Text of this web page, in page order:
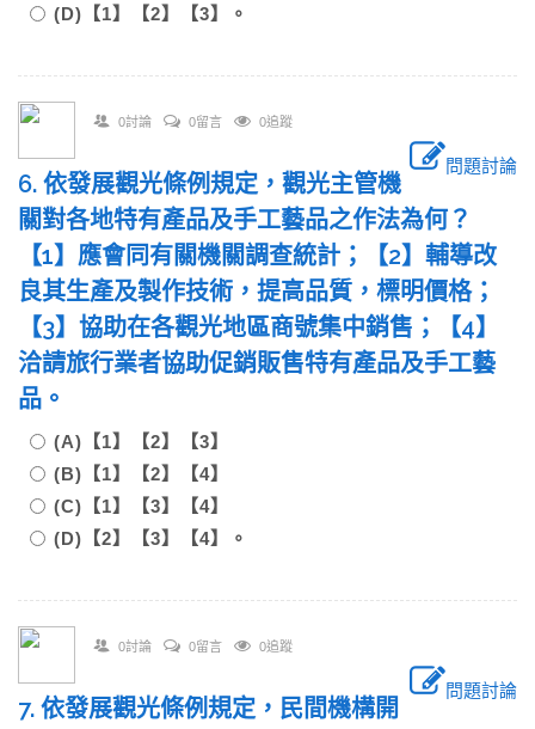
(D)【1】【2】【3】。
0討論 0留言 0追蹤
問題討論
6. 依發展觀光條例規定，觀光主管機
關對各地特有產品及手工藝品之作法為何？
【1】應會同有關機關調查統計；【2】輔導改
良其生產及製作技術，提高品質，標明價格；
【3】協助在各觀光地區商號集中銷售；【4】
洽請旅行業者協助促銷販售特有產品及手工藝
品。
(A)【1】【2】【3】
(B)【1】【2】【4】
(C)【1】【3】【4】
(D)【2】【3】【4】。
0討論 0留言 0追蹤
問題討論
7. 依發展觀光條例規定，民間機構開